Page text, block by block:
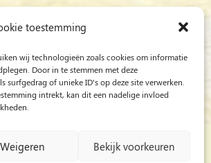
toestemming
wij technologieën zoals cookies om informatie
Door in te stemmen met deze
of unieke ID's op deze site verwerken.
intrekt, kan dit een nadelige invloed
Weigeren Bekijk voorkeuren
Hertogenbosch is een ‘Plein
en Liefde.
/ Live Event Painting